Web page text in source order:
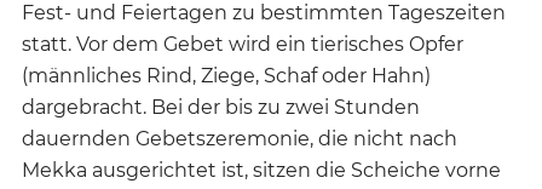
Fest- und Feiertagen zu bestimmten Tageszeiten
statt. Vor dem Gebet wird ein tierisches Opfer
(männliches Rind, Ziege, Schaf oder Hahn)
dargebracht. Bei der bis zu zwei Stunden
dauernden Gebetszeremonie, die nicht nach
Mekka ausgerichtet ist, sitzen die Scheiche vorne